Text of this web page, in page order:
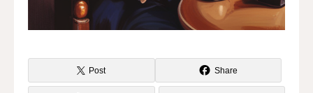
Post Share
MAP